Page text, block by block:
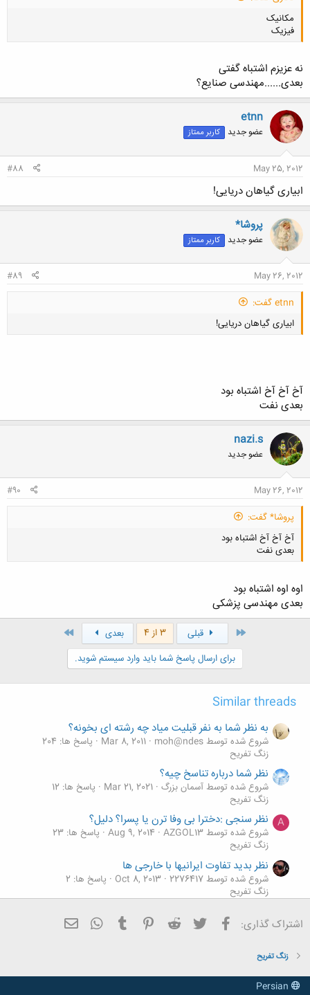
مکانیک
فیزیک
نه عزیزم اشتباه گفتی
بعدی......مهندسی صنایع؟
etnn
عضو جدید کاربر ممتاز
May 25, 2012
#88
ابیاری گیاهان دریایی!
پروشا*
عضو جدید کاربر ممتاز
May 26, 2012
#89
etnn گفت:
ابیاری گیاهان دریایی!
آخ آخ آخ اشتباه بود
بعدی نفت
nazi.s
عضو جدید
May 26, 2012
#90
پروشا* گفت:
آخ آخ آخ اشتباه بود
بعدی نفت
کلیک کنید تا باز شود...
اوه اوه اشتباه بود
بعدی مهندسی پزشکی
قبلی 3 از 4 بعدی
برای ارسال پاسخ شما باید وارد سیستم شوید.
Similar threads
به نظر شما به نفر قبلیت میاد چه رشته ای بخونه؟
شروع شده توسط moh@ndes Mar 8, 2011
پاسخ ها: 204
زنگ تفريح
نظر شما درباره تناسخ چیه؟
شروع شده توسط آسمان بزرگ Mar 21, 2021
پاسخ ها: 12
زنگ تفريح
A نظر سنجی :دخترا بی وفا ترن یا پسرا؟ دلیل؟
شروع شده توسط AZGOL13 Aug 9, 2014 پاسخ ها: 23
زنگ تفريح
نظر بدید تفاوت ایرانیها با خارجی ها
شروع شده توسط 2276417 Oct 8, 2013
پاسخ ها: 2
زنگ تفريح
؟.//./ کدوم گروه خونی پرچمش بالاست......./// نظر سنجی
.... خوب دیگه
زنگ تفريح
اشتراک گذاری: فیسبوک تویتر Reddit
Pinterest
Tumblr
WhatsApp
زنگ تفريح